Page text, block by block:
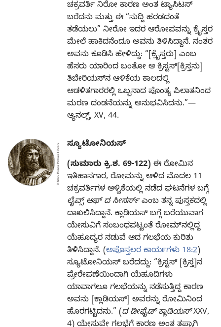
ಚಕ್ರವರ್ತಿ ನಿರೋ ಕಾರಣ ಅಂತ ಟ್ಯಾಸಿಟಸ್‌
ಬರೆದನು ಮತ್ತು ಈ “ಸುದ್ದಿ ಹರಡದಂತೆ
ತಡೆಯಲು” ನೀರೋ ಇದರ ಆರೋಪವನ್ನು ಕ್ರೈಸ್ತರ
ಮೇಲೆ ಹಾಕಿದನೆಂದೂ ಅವನು ತಿಳಿಸಿದ್ದಾನೆ. ನಂತರ
ಅವನು ಕೂಡಿಸಿ ಹೇಳಿದ್ದು: “[ಕ್ರೈಸ್ತರು] ಎಂಬ
ಹೆಸರು ಯಾರಿಂದ ಬಂತೋ ಆ ಕ್ರಿಸ್ಟಸ್‌[ಕ್ರಿಸ್ತನು]
ತಿಬೇರಿಯಸ್‌ನ ಆಳಿಕೆಯ ಕಾಲದಲ್ಲಿ
ಆಡಳಿತಗಾರರಲ್ಲಿ ಒಬ್ಬನಾದ ಪೊಂತ್ಯ ಪಿಲಾತನಿಂದ
ಮರಣ ದಂಡನೆಯನ್ನು ಅನುಭವಿಸಿದನು.”—
ಆ್ಯನಲ್ಸ್‌, XV, 44.
ಸ್ಯೂಟೋನಿಯಸ್‌
(ಸುಮಾರು ಕ್ರಿ.ಶ. 69-122) ಈ ರೋಮಿನ
ಇತಿಹಾಸಗಾರ, ರೋಮನ್ನು ಆಳಿದ ಮೊದಲ 11
ಚಕ್ರವರ್ತಿಗಳ ಆಳ್ವಿಕೆಯಲ್ಲಿ ನಡೆದ ಘಟನೆಗಳ ಬಗ್ಗೆ
ಲೈವ್ಸ್‌ ಆಫ್‌ ದ ಸೀಸರ್ಸ್‌ಎಂಬ ತನ್ನ ಪುಸ್ತಕದಲ್ಲಿ
ದಾಖಲಿಸಿದ್ದಾನೆ. ಕ್ಲಾಡಿಯಸ್‌ ಬಗ್ಗೆ ಬರೆಯುವಾಗ
ಯೇಸುವಿಗೆ ಸಂಬಂಧಪಟ್ಟಂತೆ ರೋಮ್‌ನಲ್ಲಿದ್ದ
ಯೆಹೂದ್ಯರ ನಡುವೆ ಆದ ಗಲಭೆಯ ಕುರಿತು
ತಿಳಿಸಿದ್ದಾನೆ. (ಅಪೊಸ್ತಲರ ಕಾರ್ಯಗಳು 18:2)
ಸ್ಯೂಟೋನಿಯಸ್‌ ಬರೆದದ್ದು: “ಕ್ರಿಸ್ಟಸ್‌ [ಕ್ರಿಸ್ತ]ನ
ಪ್ರೇರೇಪಣೆಯಿಂದಾಗಿ ಯೆಹೂದಿಗಳು
ಯಾವಾಗಲೂ ಗಲಭೆಯನ್ನು ನಡೆಸುತ್ತಿದ್ದ ಕಾರಣ
ಅವನು [ಕ್ಲಾಡಿಯಸ್‌] ಅವರನ್ನು ರೋಮಿನಿಂದ
ಹೊರಗಟ್ಟಿದನು.” (ದ ಡೀಫೈಡ್‌ ಕ್ಲಾಡಿಯಸ್‌XXV,